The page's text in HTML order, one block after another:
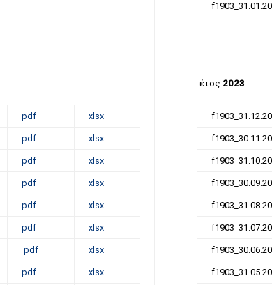
pdf xlsx
pdf xlsx
pdf xlsx
pdf xlsx
pdf xlsx
pdf xlsx
pdf xlsx
pdf xlsx
έτος 2023